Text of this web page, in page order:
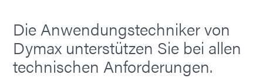
Die Anwendungstechniker von
Dymax unterstützen Sie bei allen
technischen Anforderungen.